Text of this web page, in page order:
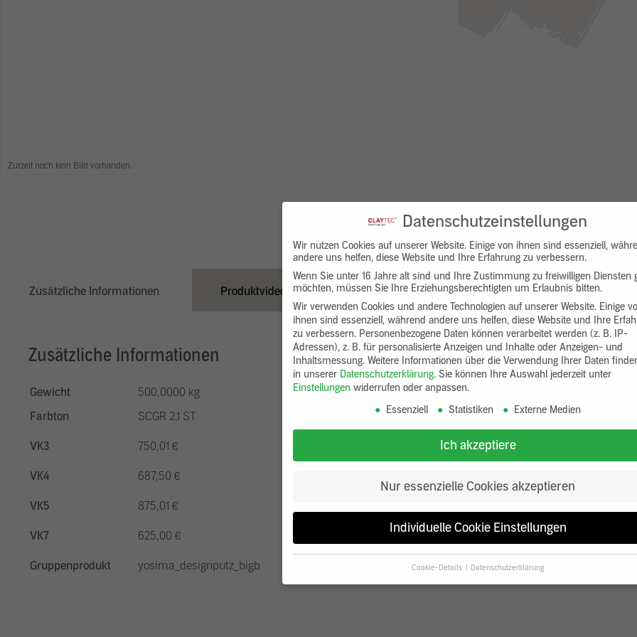
Zurzeit noch kein Bild vorhanden.
Zusätzliche Informationen Produktvideo Downloads Produktbeschreibung
Zusätzliche Informationen
Gewicht
500,0000 kg
Farbton
SCGR 2.1 ST
VK3 750,01 €
VK4 687,50 €
VK5 875,01 €
VK7 625,00 €
Gruppenprodukt yosima_designputz_bigb
Datenschutzeinstellungen
Wir nutzen Cookies auf unserer Website. Einige von ihnen sind essenziell,
andere uns helfen, diese Website und Ihre Erfahrung zu verbessern.
Wenn Sie unter 16 Jahre alt sind und Ihre Zustimmung zu freiwilligen Diensten
möchten, müssen Sie Ihre Erziehungsberechtigten um Erlaubnis bitten.
Wir verwenden Cookies und andere Technologien auf unserer Website. Einige
ihnen sind essenziell, während andere uns helfen, diese Website und Ihre
zu verbessern. Personenbezogene Daten können verarbeitet werden (z. B. IP-
Adressen), z. B. für personalisierte Anzeigen und Inhalte oder Anzeigen- und
Inhaltsmessung. Weitere Informationen über die Verwendung Ihrer Daten
in unserer Datenschutzerklärung. Sie können Ihre Auswahl jederzeit unter
Einstellungen widerrufen oder anpassen.
Essenziell
Statistiken Externe Medien
Ich akzeptiere
Nur essenzielle Cookies akzeptieren
Individuelle Cookie Einstellungen
Cookie-Details Datenschutzerklärung
Datenschutzeinstellungen